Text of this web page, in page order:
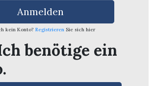
Anmelden
kein Konto? Registrieren Sie sich hier
benötige ein